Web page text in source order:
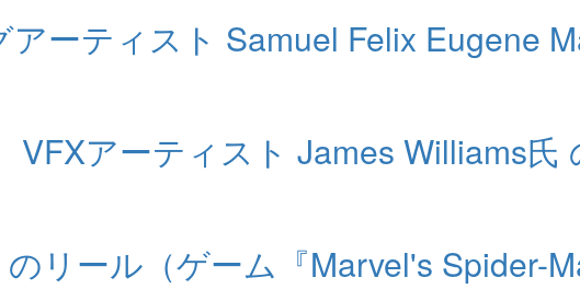
ーティスト Samuel Felix Eugene
アーティスト James Williams氏
リール（ゲーム『Marvel's Spider-